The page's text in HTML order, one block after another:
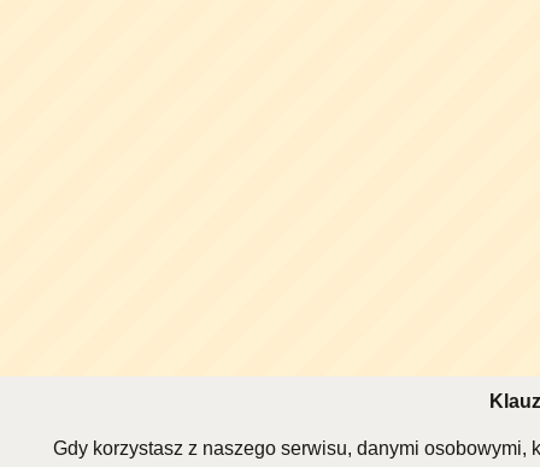
Gdy korzystasz z naszego serwisu, danymi osobowymi,